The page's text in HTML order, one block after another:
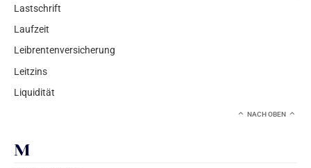
Lastschrift
Laufzeit
Leibrentenversicherung
Leitzins
Liquidität
NACH OBEN
M